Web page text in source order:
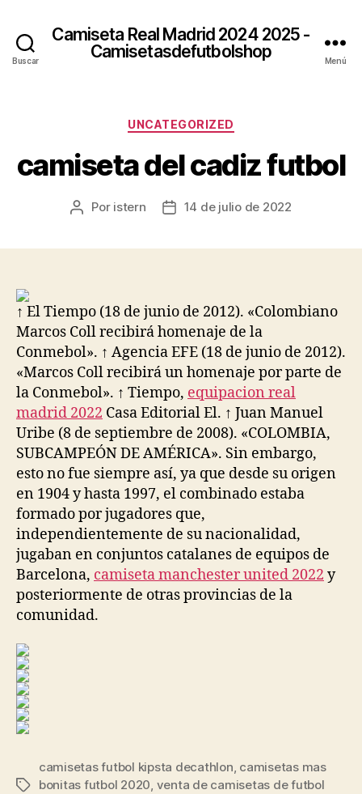
Buscar
Camiseta Real Madrid 2024 2025 -
Camisetasdefutbolshop
Menú
Categorías
UNCATEGORIZED
camiseta del cadiz futbol
Autor
Por istern
Fecha14 de julio de 2022
↑ El Tiempo (18 de junio de 2012). «Colombiano
Marcos Coll recibirá homenaje de la
Conmebol». ↑ Agencia EFE (18 de junio de 2012).
«Marcos Coll recibirá un homenaje por parte de
la Conmebol». ↑ Tiempo, equipacion real
madrid 2022 Casa Editorial El. ↑ Juan Manuel
Uribe (8 de septiembre de 2008). «COLOMBIA,
SUBCAMPEÓN DE AMÉRICA». Sin embargo,
esto no fue siempre así, ya que desde su origen
en 1904 y hasta 1997, el combinado estaba
formado por jugadores que,
independientemente de su nacionalidad,
jugaban en conjuntos catalanes de equipos de
Barcelona, camiseta manchester united 2022 y
posteriormente de otras provincias de la
comunidad.
Etiquetas
camisetas futbol kipsta decathlon, camisetas mas
bonitas futbol 2020, venta de camisetas de futbol